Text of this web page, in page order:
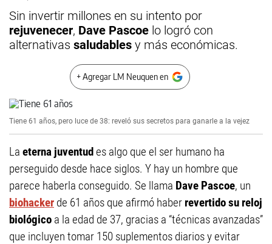
Sin invertir millones en su intento por
rejuvenecer, Dave Pascoe lo logró con
alternativas saludables y más económicas.
+ Agregar LM Neuquen en
Tiene 61 años, pero luce de 38: reveló sus secretos para ganarle a la vejez
La eterna juventudes algo que el ser humano ha
perseguido desde hace siglos. Y hay un hombre que
parece haberla conseguido. Se llama Dave Pascoe, un
biohacker de 61 años que afirmó haber revertido su reloj
biológico a la edad de 37, gracias a “técnicas avanzadas”
que incluyen tomar 150 suplementos diarios y evitar